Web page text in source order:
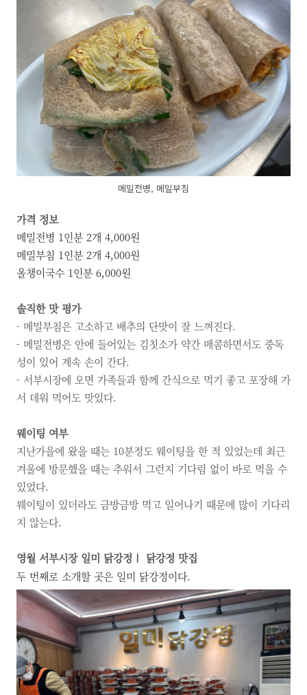
메밀전병, 메밀부침
가격 정보
메밀전병 1인분 2개 4,000원
메밀부침 1인분 2개 4,000원
올챙이국수 1인분 6,000원
솔직한 맛 평가
- 메밀부침은 고소하고 배추의 단맛이 잘 느껴진다.
- 메밀전병은 안에 들어있는 김칫소가 약간 매콤하면서도 중독
성이 있어 계속 손이 간다.
- 서부시장에 오면 가족들과 함께 간식으로 먹기 좋고 포장해 가
서 데워 먹어도 맛있다.
웨이팅 여부
지난가을에 왔을 때는 10분정도 웨이팅을 한 적 있었는데 최근
겨울에 방문했을 때는 추워서 그런지 기다림 없이 바로 먹을 수
있었다.
웨이팅이 있더라도 금방금방 먹고 일어나기 때문에 많이 기다리
지 않는다.
영월 서부시장 일미 닭강정
닭강정 맛집
두 번째로 소개할 곳은 일미 닭강정이다.